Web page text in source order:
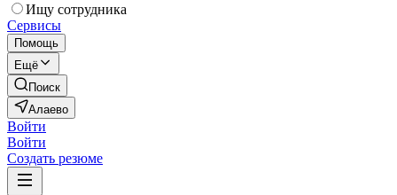
Ищу сотрудника
Сервисы
Помощь
Ещё
Поиск
Алаево
Войти
Войти
Создать резюме